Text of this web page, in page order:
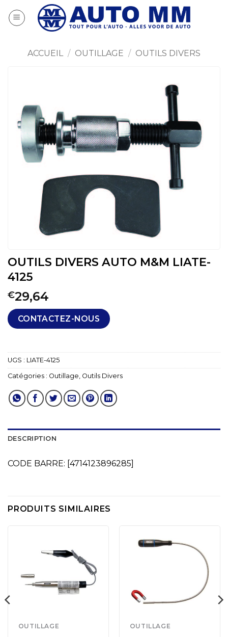
au
ACCUEIL / OUTILLAGE / OUTILS DIVERS
OUTILS DIVERS AUTO M&M LIATE-
4125
€29,64
CONTACTEZ-NOUS
UGS : LIATE-4125
Catégories : Outillage Outils Divers
DESCRIPTION
CODE BARRE: [4714123896285]
PRODUITS SIMILAIRES
OUTILLAGE OUTILLAGE